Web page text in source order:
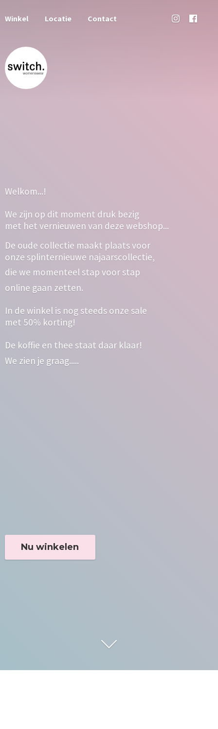
Winkel Locatie Contact
Welkom...!
We zijn op dit moment druk bezig
met het vernieuwen van deze webshop...
De oude collectie maakt plaats voor
onze splinternieuwe najaarscollectie,
die we momenteel stap voor stap
online gaan zetten.
In de winkel is nog steeds onze sale
met 50% korting!
De koffie en thee staat daar klaar!
We zien je graag.....
Nu winkelen